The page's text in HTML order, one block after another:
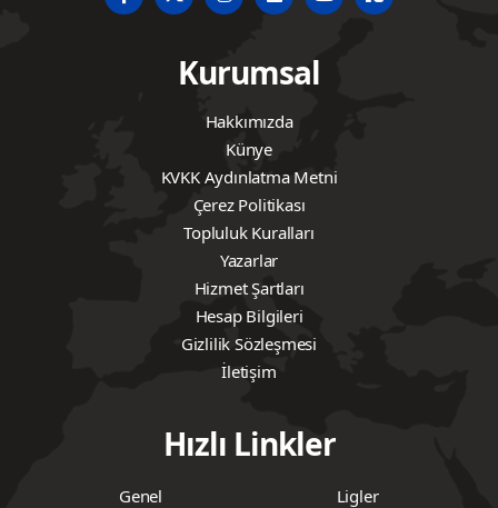
Kurumsal
Hakkımızda
Künye
KVKK Aydınlatma Metni
Çerez Politikası
Topluluk Kuralları
Yazarlar
Hizmet Şartları
Hesap Bilgileri
Gizlilik Sözleşmesi
İletişim
Hızlı Linkler
Genel
Ligler